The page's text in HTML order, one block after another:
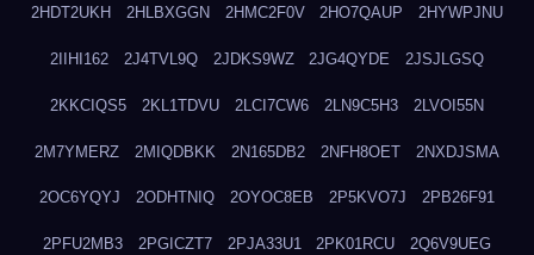
2HDT2UKH 2HLBXGGN 2HMC2F0V 2HO7QAUP 2HYWPJNU
2IIHI162 2J4TVL9Q 2JDKS9WZ 2JG4QYDE 2JSJLGSQ
2KKCIQS5 2KL1TDVU 2LCI7CW6 2LN9C5H3 2LVOI55N
2M7YMERZ 2MIQDBKK 2N165DB2 2NFH8OET 2NXDJSMA
2OC6YQYJ 2ODHTNIQ 2OYOC8EB 2P5KVO7J 2PB26F91
2PFU2MB3 2PGICZT7 2PJA33U1 2PK01RCU 2Q6V9UEG